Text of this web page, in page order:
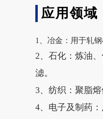
应用领域
1、冶金：用于轧
2、石化：炼油
滤。
3、纺织：聚脂
4、电子及制药